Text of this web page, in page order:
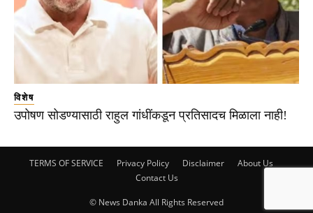
विशेष
उपोषण सोडण्यासाठी राहुल गांधींकडून प्रतिसादच मिळाला नाही!
TERMS OF SERVICE Privacy Policy Disclaimer
About Us
Contact Us
© News Danka All Rights Reserved